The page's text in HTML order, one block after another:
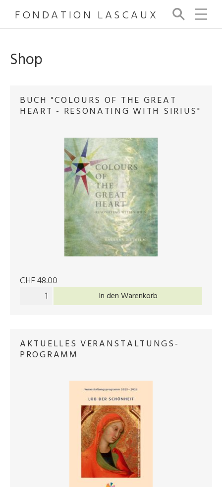
FONDATION LASCAUX
Su
ch
Shop
BUCH "COLOURS OF THE GREAT
HEART - RESONATING WITH SIRIUS"
CHF 48.00
In den Warenkorb
AKTUELLES VERANSTALTUNGS­
PROGRAMM